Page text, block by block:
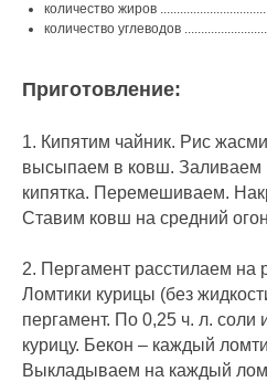
количество жиров
количество углеводов
Приготовление:
1. Кипятим чайник. Рис
высыпаем в ковш. Заливаем
кипятка. Перемешиваем.
Ставим ковш на средний
2. Пергамент расстилаем на
Ломтики курицы (без
пергамент. По 0,25 ч. л.
курицу. Бекон – каждый
Выкладываем на каждый